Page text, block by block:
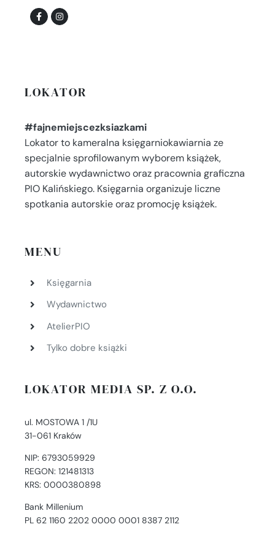
LOKATOR
#fajnemiejscezksiazkami
Lokator to kameralna księgarniokawiarnia ze
specjalnie sprofilowanym wyborem książek,
autorskie wydawnictwo oraz pracownia graficzna
PIO Kalińskiego. Księgarnia organizuje liczne
spotkania autorskie oraz promocję książek.
MENU
Księgarnia
Wydawnictwo
AtelierPIO
Tylko dobre książki
LOKATOR MEDIA SP. Z O.O.
ul. MOSTOWA 1 /1U
31-061 Kraków
NIP: 6793059929
REGON: 121481313
KRS: 0000380898
Bank Millenium
PL 62 1160 2202 0000 0001 8387 2112